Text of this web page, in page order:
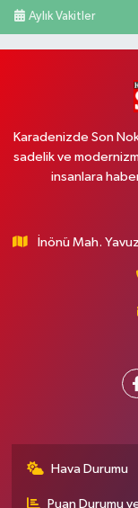
Aylık Vakitler
Karadenizde Son
sadelik ve
insanlara
İnönü Mah.
Hava Durumu
Puan Durumu